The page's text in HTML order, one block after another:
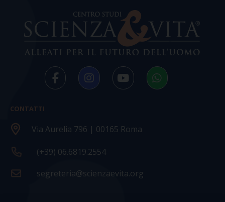
CONTATTI
Via Aurelia 796 | 00165 Roma
(+39) 06.6819.2554
segreteria@scienzaevita.org